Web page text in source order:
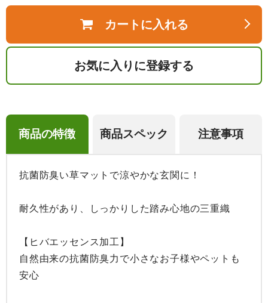
カートに入れる
お気に入りに登録する
商品の特徴 商品スペック 注意事項
抗菌防臭い草マットで涼やかな玄関に！
耐久性があり、しっかりした踏み心地の三重織
【ヒバエッセンス加工】
自然由来の抗菌防臭力で小さなお子様やペットも
安心